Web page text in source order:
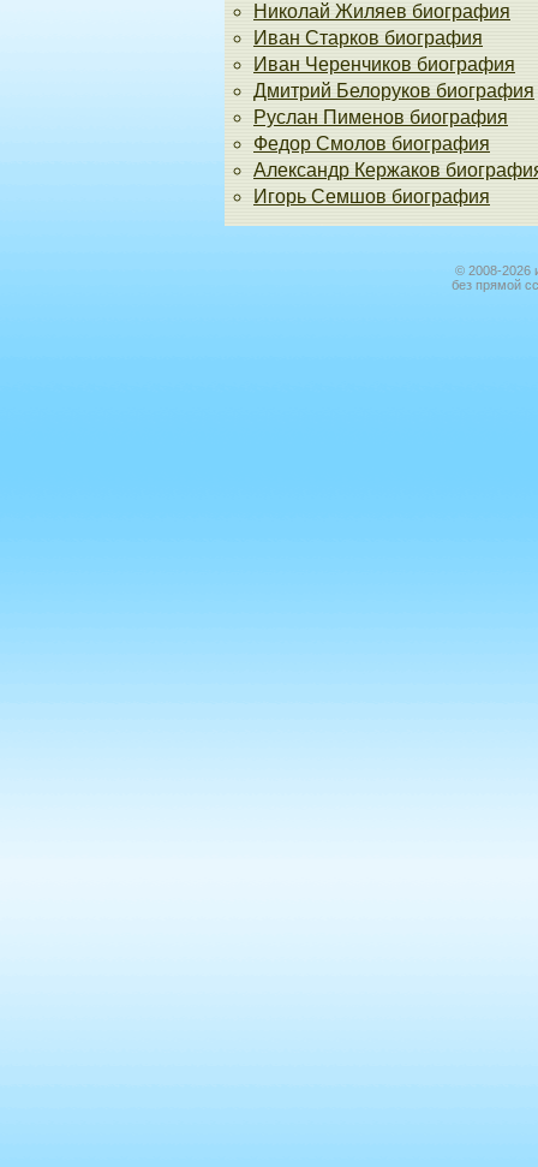
Николай Жиляев биография
Иван Старков биография
Иван Черенчиков биография
Дмитрий Белоруков биография
Руслан Пименов биография
Федор Смолов биография
Александр Кержаков
Игорь Семшов биография
© 2008-2026
без прямой